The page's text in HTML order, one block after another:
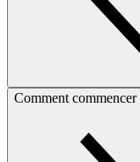
Comment